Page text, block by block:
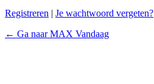
Registreren | Je wachtwoord vergeten?
← Ga naar MAX Vandaag